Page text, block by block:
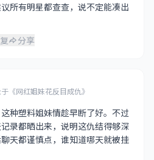
所有明星都查查，说不定能凑出
分享
《网红姐妹花反目成仇》
种塑料姐妹情趁早断了好。不过
录都晒出来，说明这仇结得够深
天都谨慎点，谁知道哪天就被挂